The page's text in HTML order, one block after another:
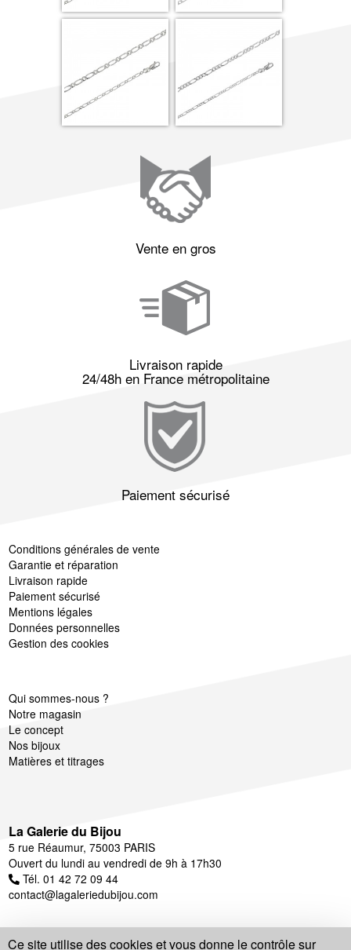
Vente en gros
Livraison rapide
24/48h en France métropolitaine
Paiement sécurisé
Conditions générales de vente
Garantie et réparation
Livraison rapide
Paiement sécurisé
Mentions légales
Données personnelles
Gestion des cookies
Qui sommes-nous ?
Notre magasin
Le concept
Nos bijoux
Matières et titrages
La Galerie du Bijou
5 rue Réaumur, 75003 PARIS
Ouvert du lundi au vendredi de 9h à 17h30
Tél. 01 42 72 09 44
contact@lagaleriedubijou.com
Ce site utilise des cookies et vous donne le contrôle sur